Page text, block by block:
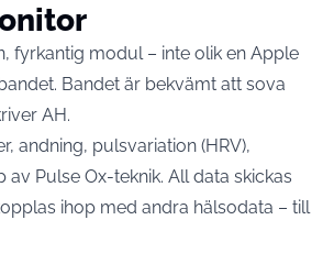
fyrkantig modul – inte olik en Apple
Bandet är bekvämt att sova
AH.
andning, pulsvariation (HRV),
Pulse Ox-teknik. All data skickas
ihop med andra hälsodata – till